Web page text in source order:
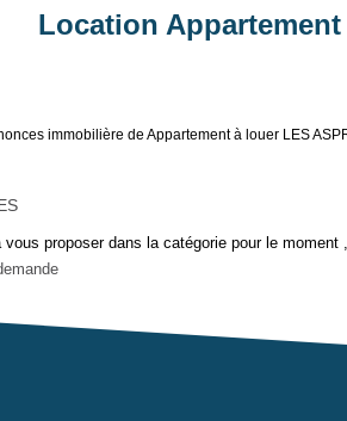
Location Appartement
immobilière de Appartement à louer LES
vous proposer dans la catégorie pour le